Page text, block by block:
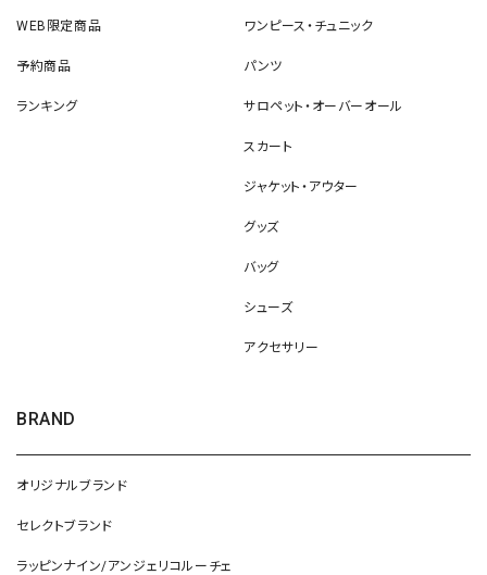
WEB限定商品
予約商品
ランキング
ワンピース・チュニック
パンツ
サロペット・オーバーオール
スカート
ジャケット・アウター
グッズ
バッグ
シューズ
アクセサリー
BRAND
オリジナルブランド
セレクトブランド
ラッピンナイン/アンジェリコルーチェ